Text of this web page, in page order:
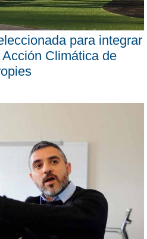
para integrar
Climática de